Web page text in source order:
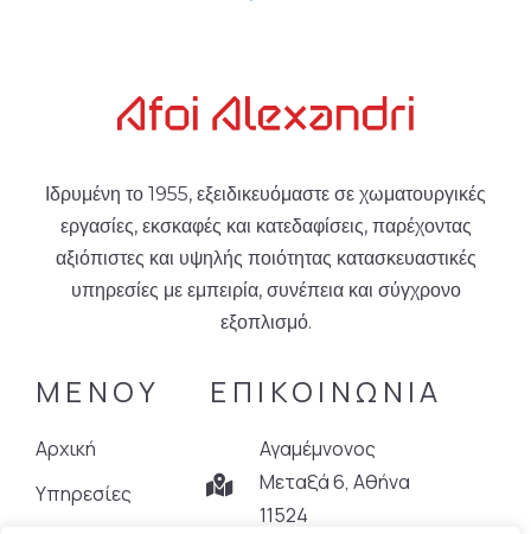
Ιδρυμένη το 1955, εξειδικευόμαστε σε χωματουργικές
εργασίες, εκσκαφές και κατεδαφίσεις, παρέχοντας
αξιόπιστες και υψηλής ποιότητας κατασκευαστικές
υπηρεσίες με εμπειρία, συνέπεια και σύγχρονο
εξοπλισμό.
ΜΕΝΟΥ
Αρχική
Υπηρεσίες
ΕΠΙΚΟΙΝΩΝΙΑ
Αγαμέμνονος
Μεταξά 6, Αθήνα
11524